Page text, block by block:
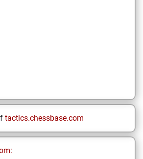
tactics.chessbase.com